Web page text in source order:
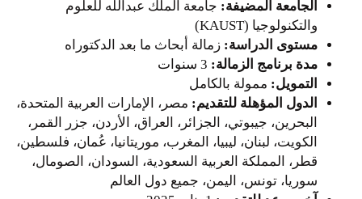
الجامعة المضيفة: جامعة الملك عبدالله للعلوم
والتكنولوجيا (KAUST)
مستوى الدراسة: زمالة أبحاث ما بعد الدكتوراه
مدة برنامج الزمالة:
التمويل: ممولة بالكامل
الدول المؤهلة للتقديم: مصر، الإمارات العربية المتحدة،
البحرين، جيبوتي، الجزائر، العراق، الأردن، جزر القمر،
الكويت، لبنان، ليبيا، المغرب، موريتانيا، عُمان، فلسطين،
قطر، المملكة العربية السعودية، السودان، الصومال،
سوريا، تونس، اليمن، جميع دول العالم